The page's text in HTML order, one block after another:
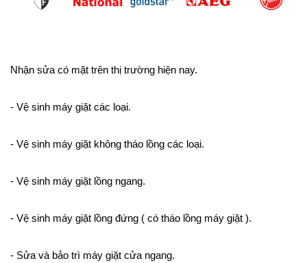
Nhận sửa có mặt trên thị trường hiện nay.
- Vệ sinh máy giặt các loại.
- Vệ sinh máy giặt không tháo lồng các loại.
- Vệ sinh máy giặt lồng ngang.
- Vệ sinh máy giặt lồng đứng ( có tháo lồng máy giặt ).
- Sửa và bảo trì máy giặt cửa ngang.